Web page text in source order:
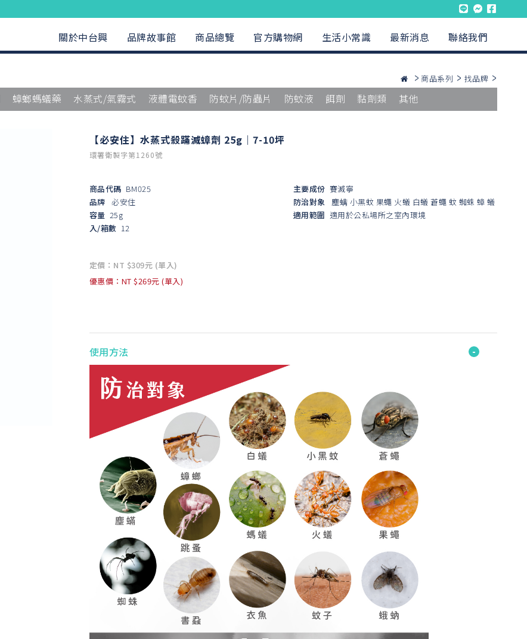
關於中台興 品牌故事館 商品總覽 官方購物網 生活小常識 最新消息 聯絡我們
商品系列 找品牌
蟑螂螞蟻藥 水蒸式/氣霧式 液體電蚊香 防蚊片/防蟲片 防蚊液 餌劑 黏劑類 其他
【必安住】水蒸式殺蹣滅蟑劑 25g｜7-10坪
環署衛製字第1260號
商品代碼 BM025
品牌 必安住
容量 25g
入/箱數 12
主要成份 賽滅寧
防治對象
塵螨 小黑蚊 果蠅 火蟻 白蟻 蒼蠅 蚊 蜘蛛 蟑 蟻
適用範圍 適用於公私場所之室內環境
定價：NT $309元 (單入)
優惠價：NT $269元 (單入)
使用方法